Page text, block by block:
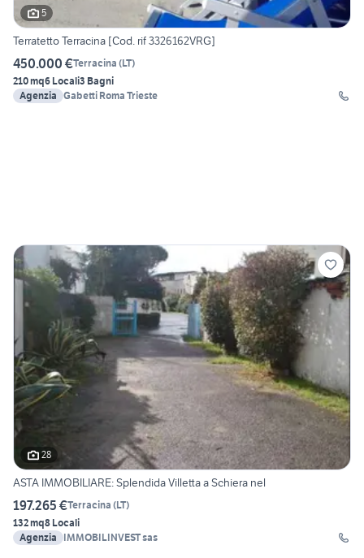
5
Terratetto Terracina [Cod. rif 3326162VRG]
450.000 €Terracina (LT)
210 mq6 Locali3 Bagni
Agenzia Gabetti Roma Trieste
28
ASTA IMMOBILIARE: Splendida Villetta a Schiera nel
197.265 €Terracina (LT)
132 mq8 Locali
Agenzia
IMMOBILINVEST sas